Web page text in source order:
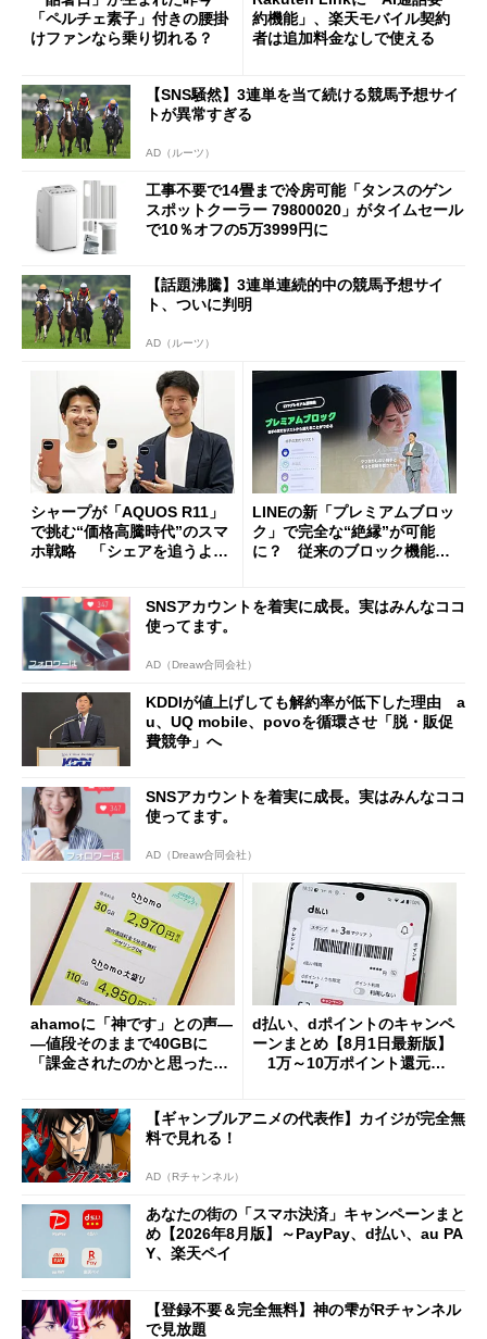
「ペルチェ素子」付きの腰掛
けファンなら乗り切れる？
約機能」、楽天モバイル契約
者は追加料金なしで使える
【SNS騒然】3連単を当て続ける競馬予想サイ
トが異常すぎる
AD（ルーツ）
工事不要で14畳まで冷房可能「タンスのゲン
スポットクーラー 79800020」がタイムセール
で10％オフの5万3999円に
【話題沸騰】3連単連続的中の競馬予想サイ
ト、ついに判明
AD（ルーツ）
シャープが「AQUOS R11」
で挑む“価格高騰時代”のスマ
ホ戦略 「シェアを追うより
LINEの新「プレミアムブロッ
ク」で完全な“絶縁”が可能
に？ 従来のブロック機能と
SNSアカウントを着実に成長。実はみんなココ
使ってます。
AD（Dreaw合同会社）
KDDIが値上げしても解約率が低下した理由 a
u、UQ mobile、povoを循環させ「脱・販促
費競争」へ
SNSアカウントを着実に成長。実はみんなココ
使ってます。
AD（Dreaw合同会社）
ahamoに「神です」との声―
―値段そのままで40GBに
「課金されたのかと思った」
d払い、dポイントのキャンペ
ーンまとめ【8月1日最新版】
1万～10万ポイント還元の
【ギャンブルアニメの代表作】カイジが完全無
料で見れる！
AD（Rチャンネル）
あなたの街の「スマホ決済」キャンペーンまと
め【2026年8月版】～PayPay、d払い、au PA
Y、楽天ペイ
【登録不要＆完全無料】神の雫がRチャンネル
で見放題